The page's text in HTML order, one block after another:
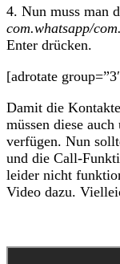
4. Nun muss man
com.whatsapp/
Enter drücken.
[adrotate
Damit die
müssen diese
verfügen. Nun
und die Call-
leider nicht
Video dazu.